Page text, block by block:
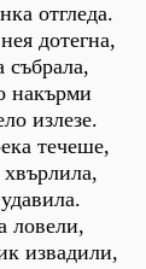
отгледа.
дотегна,
събрала,
накърми
излезе.
течеше,
хвърлила,
ловели,
извадили,